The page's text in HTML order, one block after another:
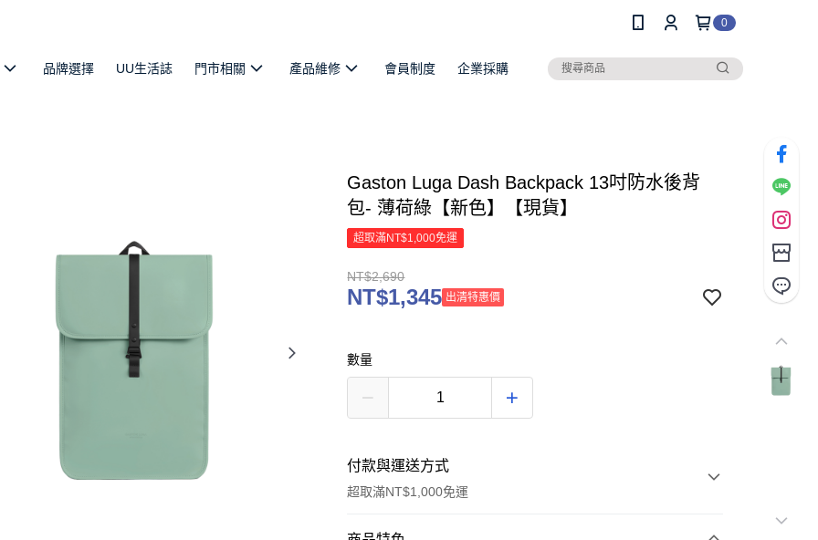
0
品牌選擇 UU生活誌 門市相關 產品維修 會員制度 企業採購
Gaston Luga Dash Backpack 13吋防水後背
包- 薄荷綠【新色】【現貨】
超取滿NT$1,000免運
NT$2,690
NT$1,345 出清特惠價
數量
付款與運送方式
超取滿NT$1,000免運